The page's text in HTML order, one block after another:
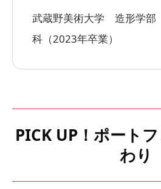
武蔵野美術大学 造形学
科（2023年卒業）
PICK UP！ポート
わり